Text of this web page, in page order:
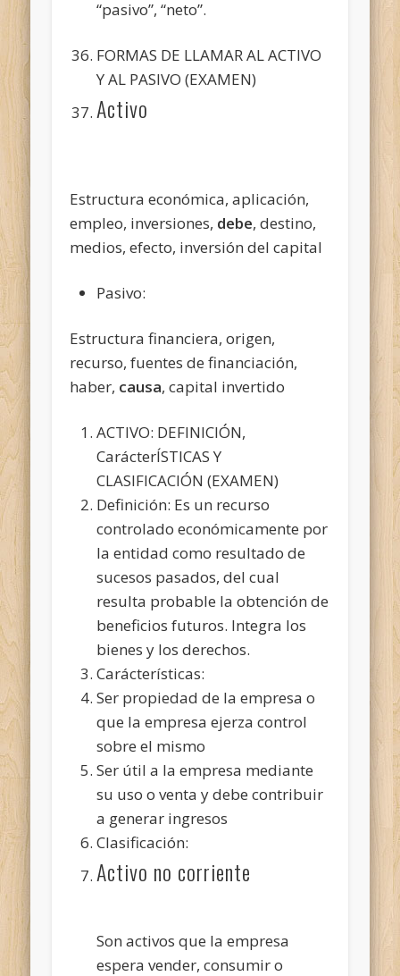
“pasivo”, “neto”.
FORMAS DE LLAMAR AL ACTIVO
Y AL PASIVO (EXAMEN)
Activo
Estructura económica, aplicación,
empleo, inversiones, debe, destino,
medios, efecto, inversión del capital
Pasivo:
Estructura financiera, origen,
recurso, fuentes de financiación,
haber, causa, capital invertido
ACTIVO: DEFINICIÓN,
CarácterÍSTICAS Y
CLASIFICACIÓN (EXAMEN)
Definición: Es un recurso
controlado económicamente por
la entidad como resultado de
sucesos pasados, del cual
resulta probable la obtención de
beneficios futuros. Integra los
bienes y los derechos.
Carácterísticas:
Ser propiedad de la empresa o
que la empresa ejerza control
sobre el mismo
Ser útil a la empresa mediante
su uso o venta y debe contribuir
a generar ingresos
Clasificación:
Activo no corriente
Son activos que la empresa
espera vender, consumir o